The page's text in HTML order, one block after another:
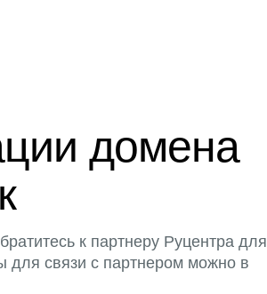
домена
к партнеру Руцентра для
для связи с партнером можно в